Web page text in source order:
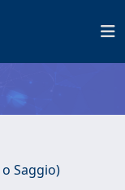
Saggio)